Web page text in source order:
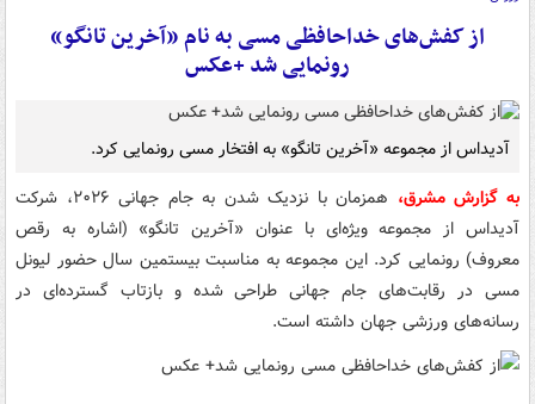
از کفش‌های خداحافظی مسی به نام «آخرین تانگو»
رونمایی شد +عکس
آدیداس از مجموعه «آخرین تانگو» به افتخار مسی رونمایی کرد.
به گزارش مشرق،
همزمان با نزدیک شدن به جام جهانی ۲۰۲۶، شرکت
آدیداس از مجموعه ویژه‌ای با عنوان «آخرین تانگو» (اشاره به رقص
معروف) رونمایی کرد. این مجموعه به مناسبت بیستمین سال حضور لیونل
مسی در رقابت‌های جام جهانی طراحی شده و بازتاب گسترده‌ای در
رسانه‌های ورزشی جهان داشته است.